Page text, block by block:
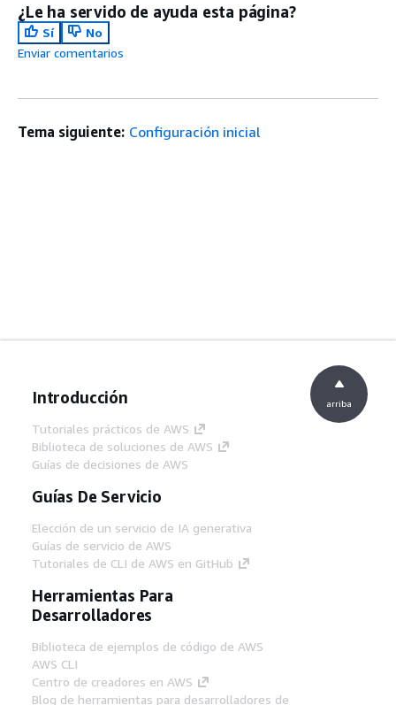
¿Le ha servido de ayuda esta página?
Sí
No
Enviar comentarios
Tema siguiente: Configuración inicial
Introducción
Tutoriales prácticos de AWS
Biblioteca de soluciones de AWS
Guías de decisiones de AWS
Guías De Servicio
Elección de un servicio de IA generativa
Guías de servicio de AWS
Tutoriales de CLI de AWS en GitHub
Herramientas Para
Desarrolladores
Biblioteca de ejemplos de código de AWS
AWS CLI
Centro de creadores en AWS
Blog de herramientas para desarrolladores de
arriba